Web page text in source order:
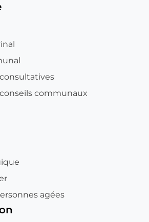
communaux
agées